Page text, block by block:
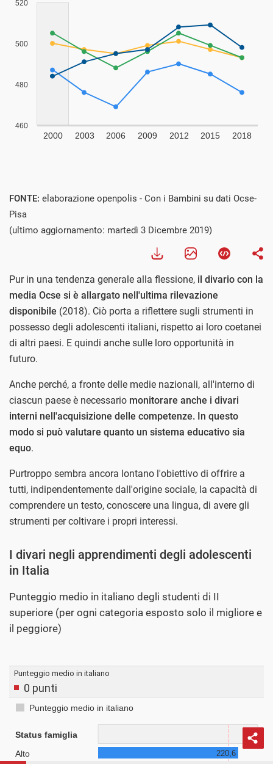
FONTE: elaborazione openpolis - Con i Bambini su dati Ocse-
Pisa
(ultimo aggiornamento: martedì 3 Dicembre 2019)
Pur in una tendenza generale alla flessione, il divario con la
media Ocse si è allargato nell'ultima rilevazione
disponibile (2018). Ciò porta a riflettere sugli strumenti in
possesso degli adolescenti italiani, rispetto ai loro coetanei
di altri paesi. E quindi anche sulle loro opportunità in
futuro.
Anche perché, a fronte delle medie nazionali, all'interno di
ciascun paese è necessario monitorare anche i divari
interni nell'acquisizione delle competenze. In questo
modo si può valutare quanto un sistema educativo sia
equo.
Purtroppo sembra ancora lontano l'obiettivo di offrire a
tutti, indipendentemente dall'origine sociale, la capacità di
comprendere un testo, conoscere una lingua, di avere gli
strumenti per coltivare i propri interessi.
I divari negli apprendimenti degli adolescenti
in Italia
Punteggio medio in italiano degli studenti di II
superiore (per ogni categoria esposto solo il migliore e
il peggiore)